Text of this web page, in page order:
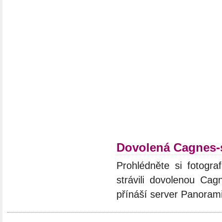
Dovolená
Prohlédněte si
strávili dovolenou
přínáší server